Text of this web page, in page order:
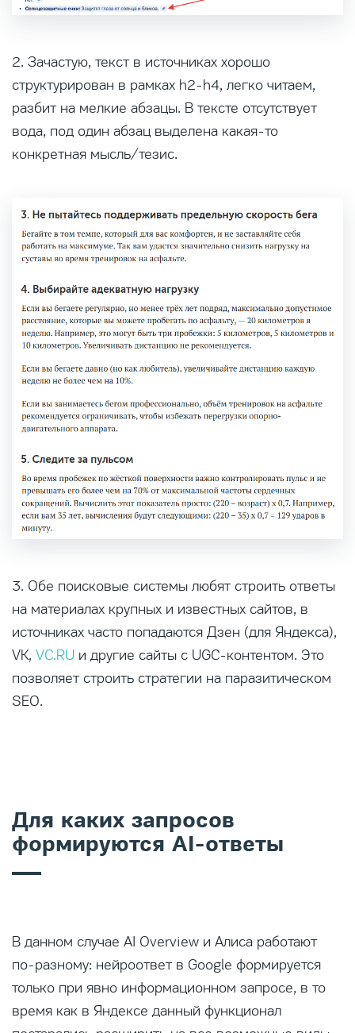
2. Зачастую, текст в источниках хорошо
структурирован в рамках h2-h4, легко читаем,
разбит на мелкие абзацы. В тексте отсутствует
вода, под один абзац выделена какая-то
конкретная мысль/тезис.
3. Обе поисковые системы любят строить ответы
на материалах крупных и известных сайтов, в
источниках часто попадаются Дзен (для Яндекса),
VK, VC.RU и другие сайты с UGC-контентом. Это
позволяет строить стратегии на паразитическом
SEO.
Для каких запросов
формируются AI-ответы
В данном случае AI Overview и Алиса работают
по-разному: нейроответ в Google формируется
только при явно информационном запросе, в то
время как в Яндексе данный функционал